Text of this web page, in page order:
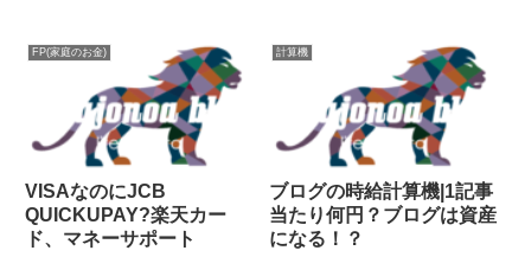
FP(家庭のお金)
VISAなのにJCB
QUICKUPAY?楽天カー
ド、マネーサポート
計算機
ブログの時給計算機|1記事
当たり何円？ブログは資産
になる！？